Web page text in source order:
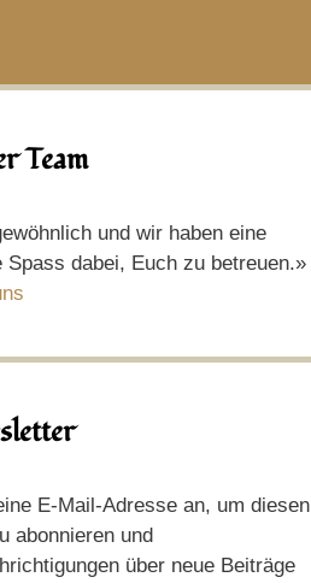
Team
und wir haben eine
Spass dabei, Euch zu betreuen.»
E-Mail-Adresse an, um diesen
abonnieren und
über neue Beiträge